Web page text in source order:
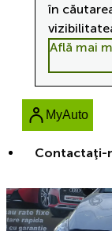
Contactaţi-
în
Află mai
MyAuto